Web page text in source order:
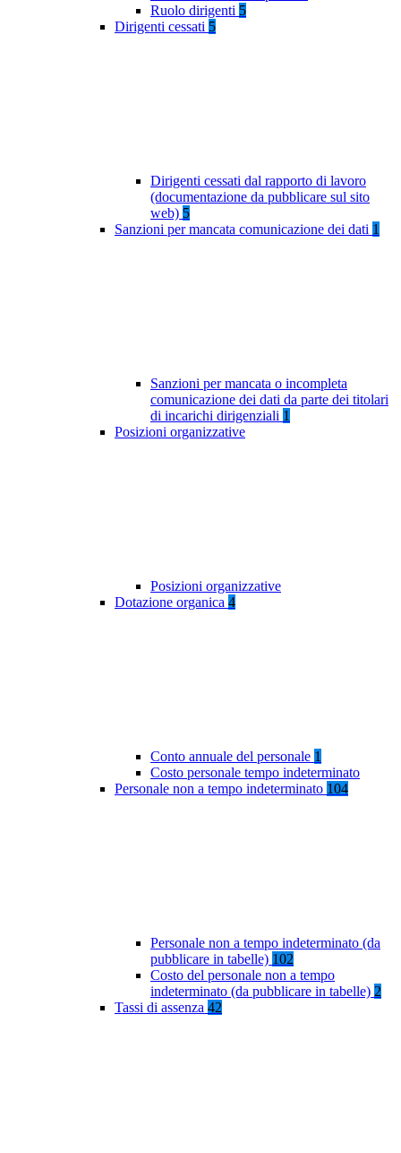
Ruolo dirigenti 5
Dirigenti cessati 5
Dirigenti cessati dal rapporto di lavoro
(documentazione da pubblicare sul sito
web) 5
Sanzioni per mancata comunicazione dei dati 1
Sanzioni per mancata o incompleta
comunicazione dei dati da parte dei titolari
di incarichi dirigenziali 1
Posizioni organizzative
Posizioni organizzative
Dotazione organica 4
Conto annuale del personale 1
Costo personale tempo indeterminato
Personale non a tempo indeterminato 104
Personale non a tempo indeterminato (da
pubblicare in tabelle) 102
Costo del personale non a tempo
indeterminato (da pubblicare in tabelle) 2
Tassi di assenza 42